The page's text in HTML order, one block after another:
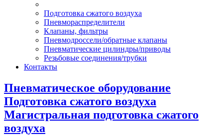
Подготовка сжатого воздуха
Пневмораспределители
Клапаны, фильтры
Пневмодроссели/обратные клапаны
Пневматические цилиндры/приводы
Резьбовые соединения/трубки
Контакты
Пневматическое оборудование
Подготовка сжатого воздуха
Магистральная подготовка сжатого
воздуха